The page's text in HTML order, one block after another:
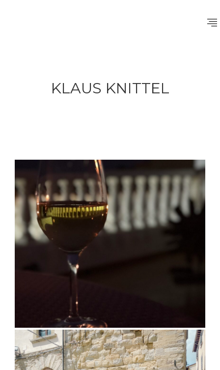
KLAUS KNITTEL